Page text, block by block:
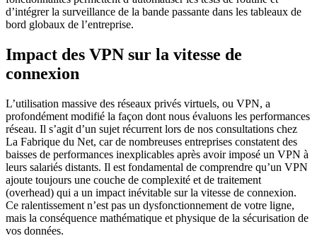
d’intégrer la surveillance de la bande passante dans les tableaux de
bord globaux de l’entreprise.
Impact des VPN sur la vitesse de
connexion
L’utilisation massive des réseaux privés virtuels, ou VPN, a
profondément modifié la façon dont nous évaluons les performances
réseau. Il s’agit d’un sujet récurrent lors de nos consultations chez
La Fabrique du Net, car de nombreuses entreprises constatent des
baisses de performances inexplicables après avoir imposé un VPN à
leurs salariés distants. Il est fondamental de comprendre qu’un VPN
ajoute toujours une couche de complexité et de traitement
(overhead) qui a un impact inévitable sur la vitesse de connexion.
Ce ralentissement n’est pas un dysfonctionnement de votre ligne,
mais la conséquence mathématique et physique de la sécurisation de
vos données.